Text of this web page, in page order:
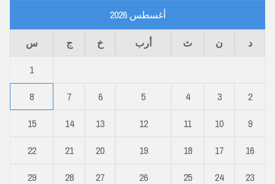
أغسطس 2026
د ن ث أرب خ ج
س
1
2
3
4
5
6
7
8
9
10
11
12
13
14
15
16
17
18
19
20
21
22
23
24
25
26
27
28
29